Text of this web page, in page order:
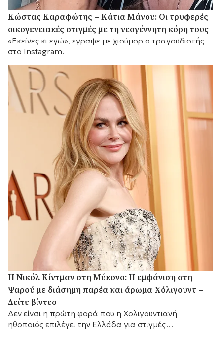
Κώστας Καραφώτης – Κάτια Μάνου: Οι τρυφερές
οικογενειακές στιγμές με τη νεογέννητη κόρη τους
«Εκείνες κι εγώ», έγραψε με χιούμορ ο τραγουδιστής
στο Instagram.
H Νικόλ Κίντμαν στη Μύκονο: Η εμφάνιση στη
Ψαρού με διάσημη παρέα και άρωμα Χόλιγουντ –
Δείτε βίντεο
Δεν είναι η πρώτη φορά που η Χολιγουντιανή
ηθοποιός επιλέγει την Ελλάδα για στιγμές